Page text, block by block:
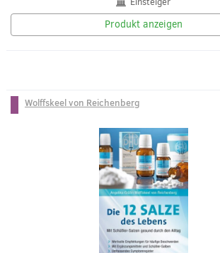
Produkt anzeigen
Wolffskeel von Reichenberg